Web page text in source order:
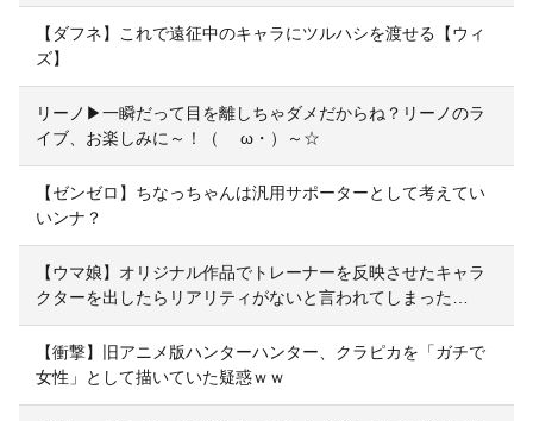
【ダフネ】これで遠征中のキャラにツルハシを渡せる【ウィ
ズ】
リーノ▶一瞬だって目を離しちゃダメだからね？リーノのラ
イブ、お楽しみに～！（ゝ ω・）～☆
【ゼンゼロ】ちなっちゃんは汎用サポーターとして考えてい
いンナ？
【ウマ娘】オリジナル作品でトレーナーを反映させたキャラ
クターを出したらリアリティがないと言われてしまった…
【衝撃】旧アニメ版ハンターハンター、クラピカを「ガチで
女性」として描いていた疑惑ｗｗ